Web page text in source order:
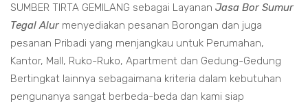
SUMBER TIRTA GEMILANG sebagai Layanan Jasa Bor Sumur
Tegal Alur menyediakan pesanan Borongan dan juga
pesanan Pribadi yang menjangkau untuk Perumahan,
Kantor, Mall, Ruko-Ruko, Apartment dan Gedung-Gedung
Bertingkat lainnya sebagaimana kriteria dalam kebutuhan
pengunanya sangat berbeda-beda dan kami siap